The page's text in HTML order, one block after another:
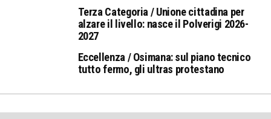
Terza Categoria / Unione cittadina per
alzare il livello: nasce il Polverigi 2026-
2027
Eccellenza / Osimana: sul piano tecnico
tutto fermo, gli ultras protestano